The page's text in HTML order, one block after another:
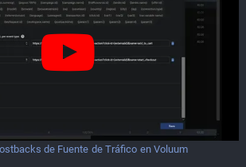
de Fuente de Tráfico en Voluum